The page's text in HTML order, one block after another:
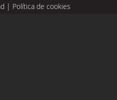
| Política de cookies